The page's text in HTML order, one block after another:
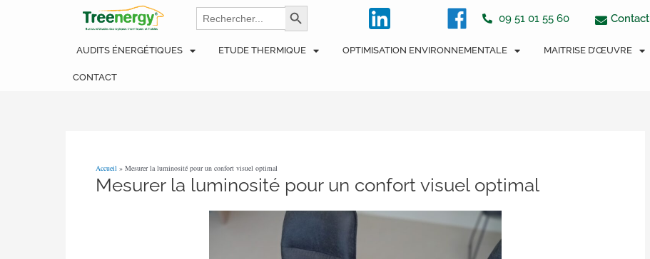
Search
for:
Search Button 09 51 01 55 60 Contact
AUDITS ÉNERGÉTIQUES ETUDE THERMIQUE OPTIMISATION ENVIRONNEMENTALE MAITRISE D’ŒUVRE
CONTACT
Accueil » Mesurer la luminosité pour un confort visuel optimal
Mesurer la luminosité pour un confort visuel optimal